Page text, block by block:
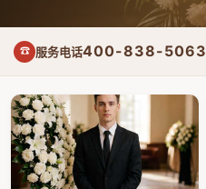
☎ 服务电话400-838-5063